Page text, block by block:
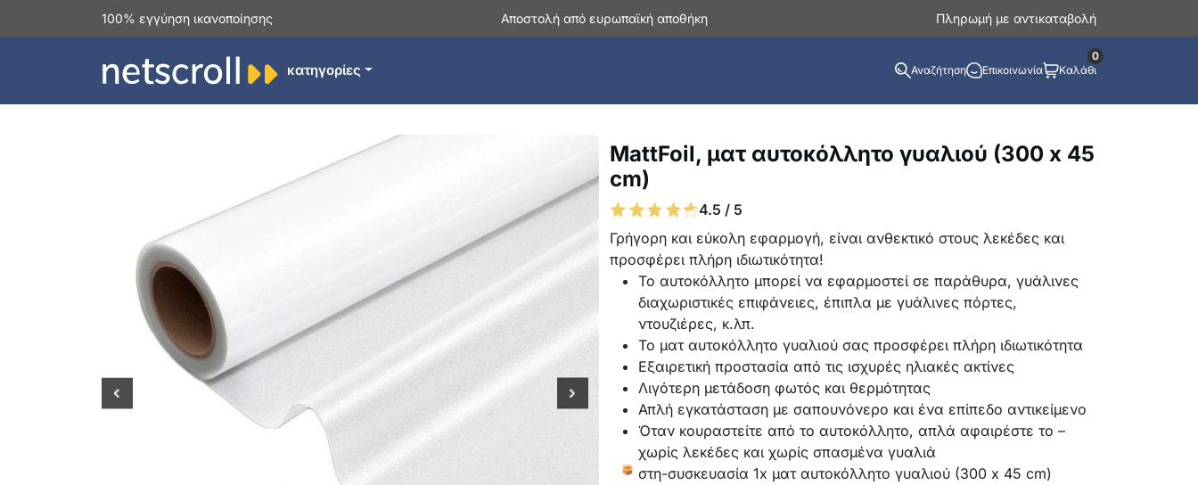
100% εγγύηση ικανοποίησης Αποστολή από ευρωπαϊκή αποθήκη Πληρωμή με αντικαταβολή
κατηγορίες Αναζήτηση Επικοινωνία Καλάθι
0
MattFoil, ματ αυτοκόλλητο γυαλιού (300 x 45
cm)
4.5 / 5
Γρήγορη και εύκολη εφαρμογή, είναι ανθεκτικό στους λεκέδες και
προσφέρει πλήρη ιδιωτικότητα!
Το αυτοκόλλητο μπορεί να εφαρμοστεί σε παράθυρα, γυάλινες
διαχωριστικές επιφάνειες, έπιπλα με γυάλινες πόρτες,
ντουζιέρες, κ.λπ.
Το ματ αυτοκόλλητο γυαλιού σας προσφέρει πλήρη ιδιωτικότητα
Εξαιρετική προστασία από τις ισχυρές ηλιακές ακτίνες
Λιγότερη μετάδοση φωτός και θερμότητας
Απλή εγκατάσταση με σαπουνόνερο και ένα επίπεδο αντικείμενο
Όταν κουραστείτε από το αυτοκόλλητο, απλά αφαιρέστε το –
χωρίς λεκέδες και χωρίς σπασμένα γυαλιά
στη-συσκευασία 1x ματ αυτοκόλλητο γυαλιού (300 x 45 cm)